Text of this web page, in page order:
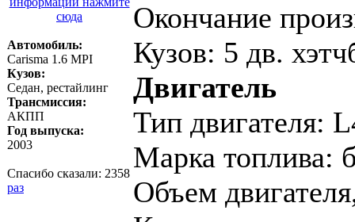
Автомобиль:
Carisma 1.6 MPI
Кузов:
Седан, рестайлинг
Трансмиссия:
АКПП
Год выпуска:
2003
Спасибо сказали: 2358
раз
Окончание
Кузов: 5 дв.
Двигатель
Тип двигателя:
Марка топлива:
Объем